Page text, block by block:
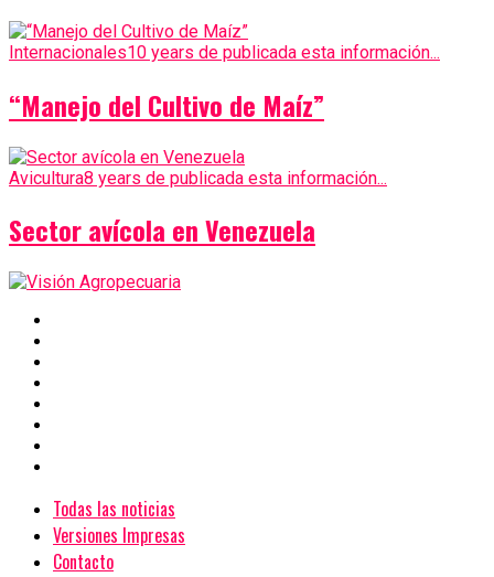
Internacionales10 years de publicada esta información...
“Manejo del Cultivo de Maíz”
Avicultura8 years de publicada esta información...
Sector avícola en Venezuela
Todas las noticias
Versiones Impresas
Contacto